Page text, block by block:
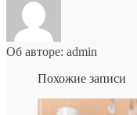
Об авторе: admin
Похожие записи